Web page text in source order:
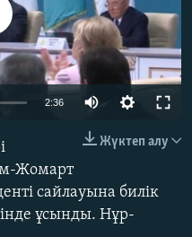
available
2:36
Жүктеп алу
Жомарт
сайлауына билік
ұсынды. Нұр-